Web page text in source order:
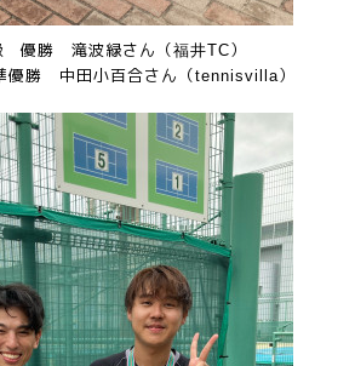
優勝 滝波緑さん（福井TC）
優勝 中田小百合さん（tennisvilla）